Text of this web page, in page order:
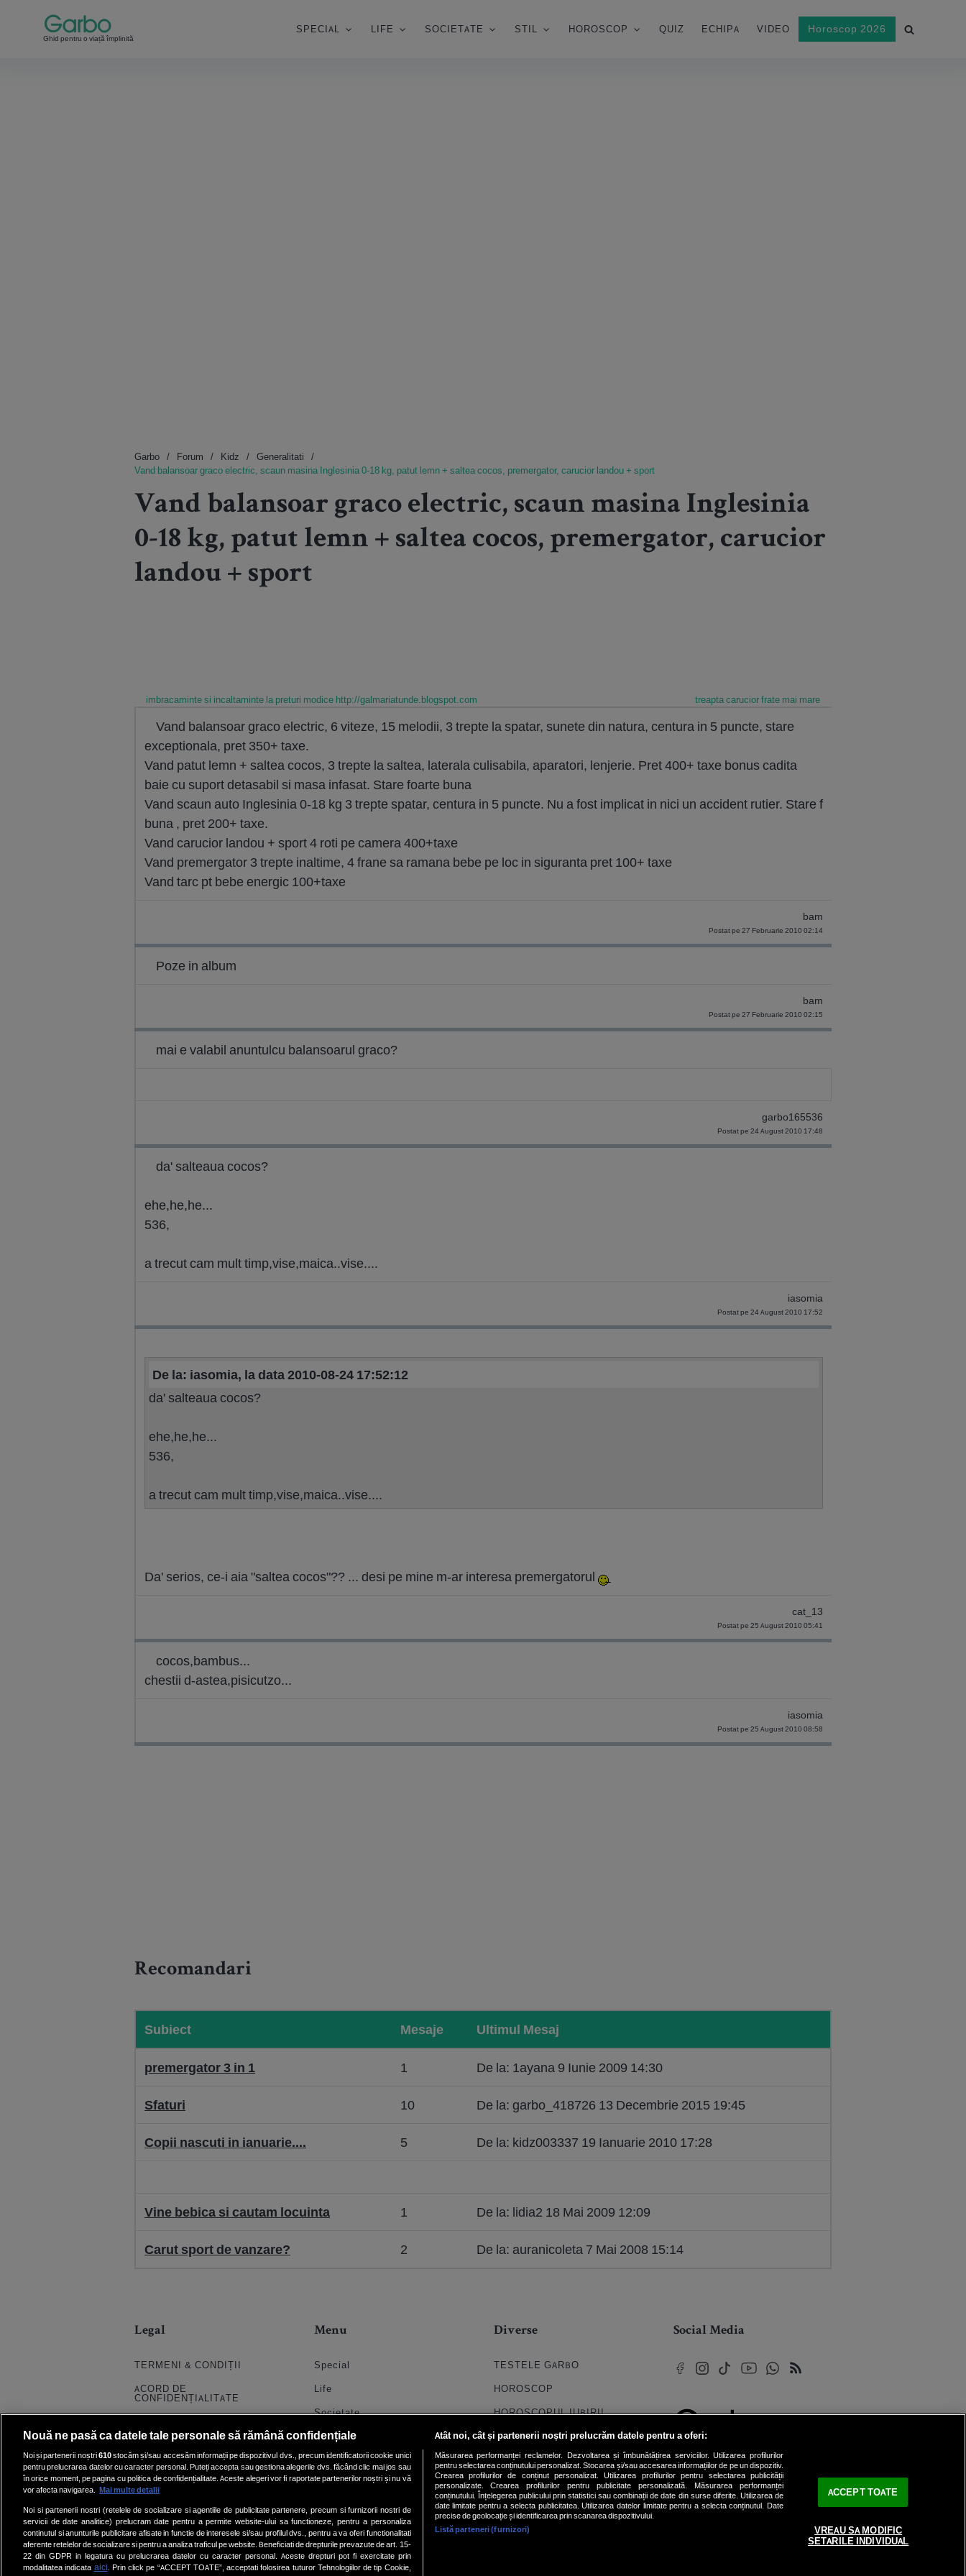
Ghid pentru o viață împlinită
SPECIAL LIFE SOCIETATE STIL HOROSCOP QUIZ ECHIPA VIDEO Horoscop 2026
Garbo Forum Kidz
Generalitati
Vand balansoar graco electric, scaun masina Inglesinia 0-18 kg, patut lemn + saltea cocos, premergator, carucior landou + sport
Vand balansoar graco electric, scaun masina Inglesinia
0-18 kg, patut lemn + saltea cocos, premergator, carucior
landou + sport
imbracaminte si incaltaminte la preturi modice http://galmariatunde.blogspot.com treapta carucior frate mai mare
Vand balansoar graco electric, 6 viteze, 15 melodii, 3 trepte la spatar, sunete din natura, centura in 5 puncte, stare
exceptionala, pret 350+ taxe.
Vand patut lemn + saltea cocos, 3 trepte la saltea, laterala culisabila, aparatori, lenjerie. Pret 400+ taxe bonus cadita
baie cu suport detasabil si masa infasat. Stare foarte buna
Vand scaun auto Inglesinia 0-18 kg 3 trepte spatar, centura in 5 puncte. Nu a fost implicat in nici un accident rutier. Stare f
buna , pret 200+ taxe.
Vand carucior landou + sport 4 roti pe camera 400+taxe
Vand premergator 3 trepte inaltime, 4 frane sa ramana bebe pe loc in siguranta pret 100+ taxe
Vand tarc pt bebe energic 100+taxe
bam
Postat pe 27 Februarie 2010 02:14
Poze in album
bam
Postat pe 27 Februarie 2010 02:15
mai e valabil anuntulcu balansoarul graco?
garbo165536
Postat pe 24 August 2010 17:48
da' salteaua cocos?
ehe,he,he...
536,
a trecut cam mult timp,vise,maica..vise....
iasomia
Postat pe 24 August 2010 17:52
De la: iasomia, la data 2010-08-24 17:52:12
da' salteaua cocos?
ehe,he,he...
536,
a trecut cam mult timp,vise,maica..vise....
Da' serios, ce-i aia "saltea cocos"?? ... desi pe mine m-ar interesa premergatorul
cat_13
Postat pe 25 August 2010 05:41
cocos,bambus...
chestii d-astea,pisicutzo...
iasomia
Postat pe 25 August 2010 08:58
Recomandari
Subiect Mesaje Ultimul Mesaj
premergator 3 in 1 1 De la: 1ayana 9 Iunie 2009 14:30
Sfaturi 10 De la: garbo_418726 13 Decembrie 2015 19:45
Copii nascuti in ianuarie.... 5 De la: kidz003337 19 Ianuarie 2010 17:28
Vine bebica si cautam locuinta 1 De la: lidia2 18 Mai 2009 12:09
Carut sport de vanzare? 2 De la: auranicoleta 7 Mai 2008 15:14
Legal
TERMENI & CONDIȚII
ACORD DE
CONFIDENȚIALITATE
PRELUCRAREA DATELOR
CONTACT
SETĂRI COOKIE
Menu
Special
Life
Societate
Stil
Horoscop
Quiz
Echipa
Video
Diverse
TESTELE GARBO
HOROSCOP
HOROSCOPUL IUBIRII
FORUMURI
TRATAMENTE NATURISTE
DICTIONARE NUME
Social Media
Toate drepturile rezervate
Nouă ne pasă ca datele tale personale să rămână confidențiale
Noi și partenerii noștri610stocăm și/sau accesăm informații pe dispozitivul dvs., precum identificatorii cookie unici
pentru prelucrarea datelor cu caracter personal. Puteți accepta sau gestiona alegerile dvs. făcând clic mai jos sau
în orice moment, pe pagina cu politica de confidențialitate. Aceste alegeri vor fi raportate partenerilor noștri și nu vă
vor afecta navigarea. Mai multe detalii
Noi si partenerii nostri (retelele de socializare si agentiile de publicitate partenere, precum si furnizorii nostri de
servicii de date analitice) prelucram date pentru a permite website-ului sa functioneze, pentru a personaliza
continutul si anunturile publicitare afisate in functie de interesele si/sau profilul dvs., pentru a va oferi functionalitati
aferente retelelor de socializare si pentru a analiza traficul pe website. Beneficiati de drepturile prevazute de art. 15-
22 din GDPR in legatura cu prelucrarea datelor cu caracter personal. Aceste drepturi pot fi exercitate prin
modalitatea indicata aici . Prin click pe “ACCEPT TOATE”, acceptati folosirea tuturor Tehnologiilor de tip Cookie,
Atât noi, cât și partenerii noștri prelucrăm datele pentru a oferi:
Măsurarea performanței reclamelor. Dezvoltarea și îmbunătățirea serviciilor. Utilizarea profilurilor
pentru selectarea conținutului personalizat. Stocarea și/sau accesarea informațiilor de pe un dispozitiv.
Crearea profilurilor de conținut personalizat. Utilizarea profilurilor pentru selectarea publicității
personalizate. Crearea profilurilor pentru publicitate personalizată. Măsurarea performanței
conținutului. Înțelegerea publicului prin statistici sau combinații de date din surse diferite. Utilizarea de
date limitate pentru a selecta publicitatea. Utilizarea datelor limitate pentru a selecta conținutul. Date
precise de geolocație și identificarea prin scanarea dispozitivului.
Listă parteneri (furnizori)
ACCEPT TOATE
VREAU SA MODIFIC
SETARILE INDIVIDUAL